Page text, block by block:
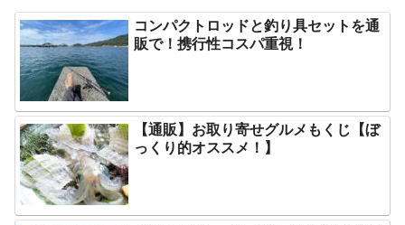
コンパクトロッドと釣り具セットを通
販で！携行性コスパ重視！
【通販】お取り寄せグルメもくじ【ぼ
っくり的オススメ！】